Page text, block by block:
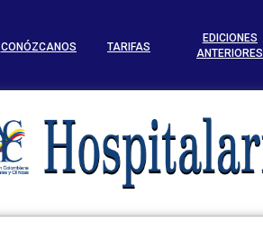
CONÓZCANOS TARIFAS
EDICIONES
ANTERIORES